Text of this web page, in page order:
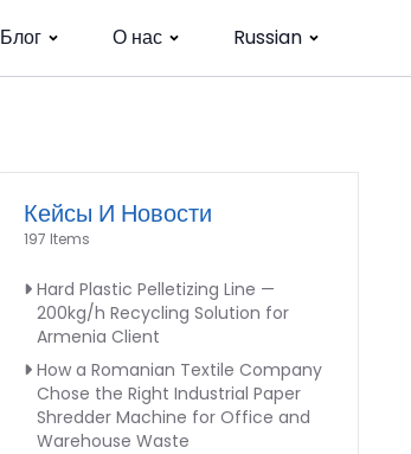
Блог О нас Russian
Кейсы И Новости
197 Items
Hard Plastic Pelletizing Line —
200kg/h Recycling Solution for
Armenia Client
How a Romanian Textile Company
Chose the Right Industrial Paper
Shredder Machine for Office and
Warehouse Waste